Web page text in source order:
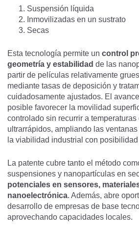
Suspensión líquida
Inmovilizadas en un sustrato
Secas
Esta tecnología permite un control
geometría y estabilidad de las
partir de películas relativamente
mediante tasas de deposición y
cuidadosamente ajustados. El
posible favorecer la movilidad
controlado sin recurrir a
ultrarrápidos, ampliando las
la viabilidad industrial con
La patente cubre tanto el método
suspensiones y nanopartículas en
potenciales en sensores,
nanoelectrónica. Además, abre
desarrollo de empresas de base
aprovechando capacidades locales.